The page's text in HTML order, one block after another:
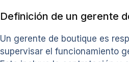
Definición de un gerente
Un gerente de boutique es
supervisar el funcionamiento